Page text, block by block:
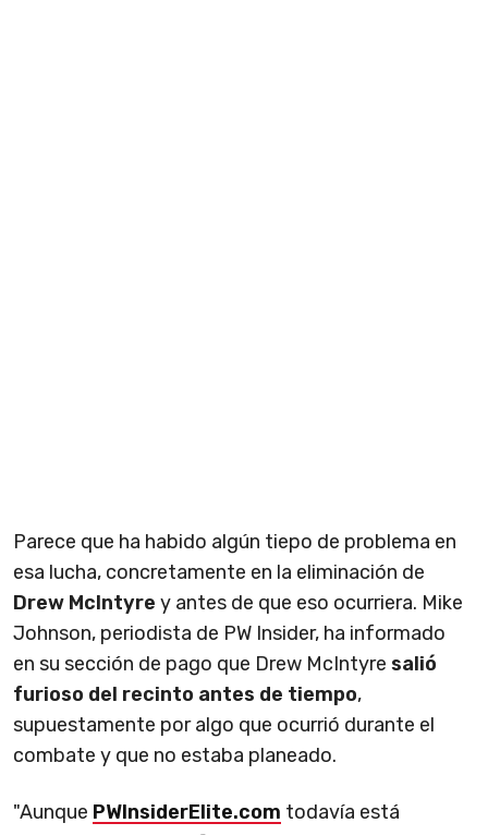
Parece que ha habido algún tiepo de problema en
esa lucha, concretamente en la eliminación de
Drew McIntyre y antes de que eso ocurriera. Mike
Johnson, periodista de PW Insider, ha informado
en su sección de pago que Drew McIntyre salió
furioso del recinto antes de tiempo,
supuestamente por algo que ocurrió durante el
combate y que no estaba planeado.
"Aunque PWInsiderElite.com todavía está